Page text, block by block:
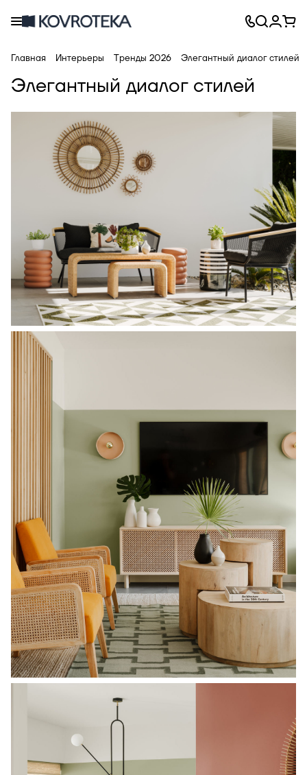
Главная Интерьеры Тренды 2026 Элегантный диалог стилей
Элегантный диалог стилей